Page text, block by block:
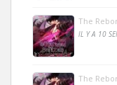
The
IL Y A 10
The